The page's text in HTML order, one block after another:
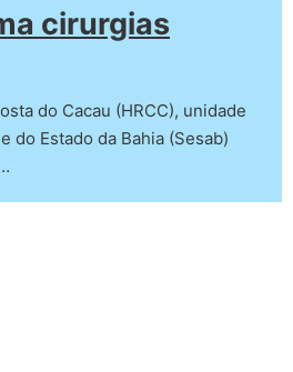
cirurgias
do Cacau (HRCC), unidade
do Estado da Bahia (Sesab)